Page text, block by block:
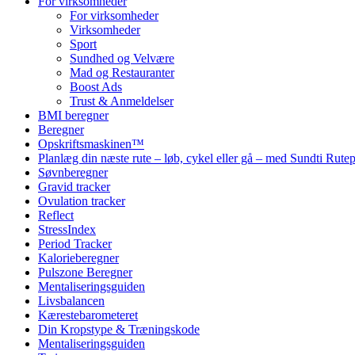
For virksomheder
Virksomheder
Sport
Sundhed og Velvære
Mad og Restauranter
Boost Ads
Trust & Anmeldelser
BMI beregner
Beregner
Opskriftsmaskinen™
Planlæg din næste rute – løb, cykel eller gå – med Sundti
Søvnberegner
Gravid tracker
Ovulation tracker
Reflect
StressIndex
Period Tracker
Kalorieberegner
Pulszone Beregner
Mentaliseringsguiden
Livsbalancen
Kærestebarometeret
Din Kropstype & Træningskode
Mentaliseringsguiden